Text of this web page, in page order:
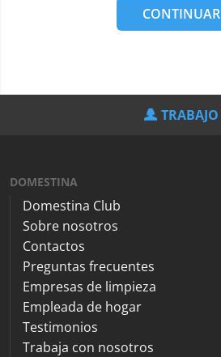
CONTINUAR
TRABAJO
DOMESTINA
Domestina Club
Sobre nosotros
Contactos
Preguntas frecuentes
Empresas de limpieza
Empleada de hogar
Testimonios
Trabaja con nosotros